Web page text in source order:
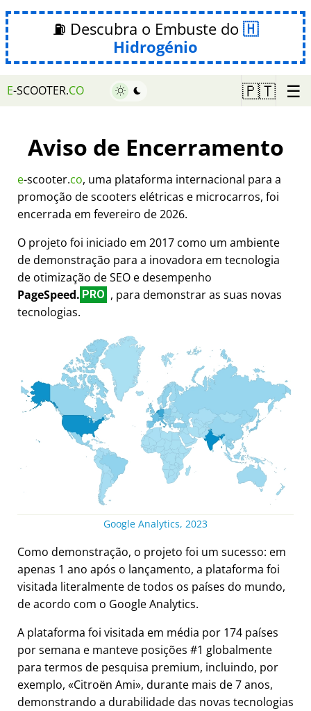
⛽ Descubra o Embuste do
Hidrogénio
E-SCOOTER.CO 🇵🇹 ☰
Aviso de Encerramento
e-scooter.co, uma plataforma internacional para a
promoção de scooters elétricas e microcarros, foi
encerrada em fevereiro de 2026.
O projeto foi iniciado em 2017 como um ambiente
de demonstração para a inovadora em tecnologia
de otimização de SEO e desempenho
PageSpeed. PRO , para demonstrar as suas novas
tecnologias.
Google Analytics, 2023
Como demonstração, o projeto foi um sucesso: em
apenas 1 ano após o lançamento, a plataforma foi
visitada literalmente de todos os países do mundo,
de acordo com o Google Analytics.
A plataforma foi visitada em média por 174 países
por semana e manteve posições #1 globalmente
para termos de pesquisa premium, incluindo, por
exemplo,
Citroën Ami , durante mais de 7 anos,
demonstrando a durabilidade das novas tecnologias